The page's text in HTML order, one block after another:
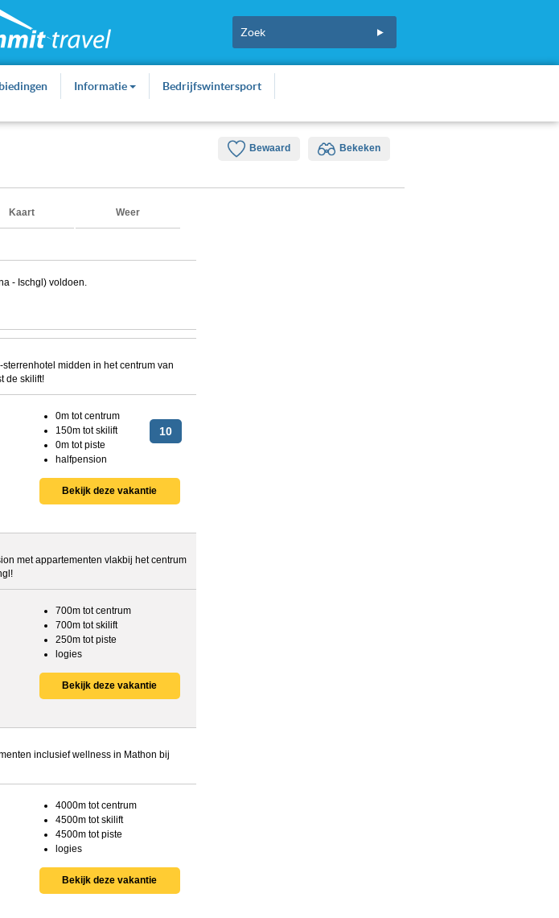
Informatie Bedrijfswintersport
Bewaard Bekeken
Kaart Weer
- Ischgl) voldoen.
sterrenhotel midden in het centrum van
de skilift!
0m tot centrum
150m tot skilift
0m tot piste
halfpension
10
Bekijk deze vakantie
met appartementen vlakbij het centrum
700m tot centrum
700m tot skilift
250m tot piste
logies
Bekijk deze vakantie
inclusief wellness in Mathon bij
4000m tot centrum
4500m tot skilift
4500m tot piste
logies
Bekijk deze vakantie